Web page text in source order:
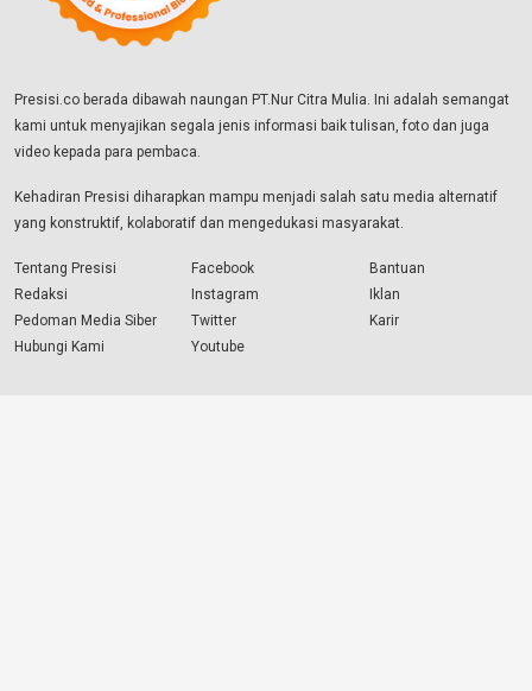
Presisi.co berada dibawah naungan PT.Nur Citra Mulia. Ini adalah semangat
kami untuk menyajikan segala jenis informasi baik tulisan, foto dan juga
video kepada para pembaca.
Kehadiran Presisi diharapkan mampu menjadi salah satu media alternatif
yang konstruktif, kolaboratif dan mengedukasi masyarakat.
Tentang Presisi
Redaksi
Pedoman Media Siber
Hubungi Kami
Facebook
Instagram
Twitter
Youtube
Bantuan
Iklan
Karir